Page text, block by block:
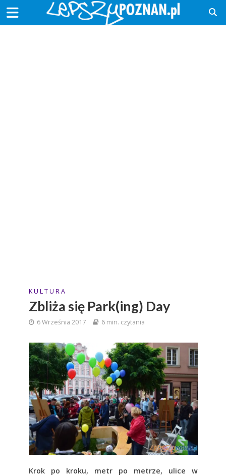
K U L T U R A
Zbliża się Park(ing) Day
6 Września 2017 6 min. czytania
Krok po kroku, metr po metrze, ulice w